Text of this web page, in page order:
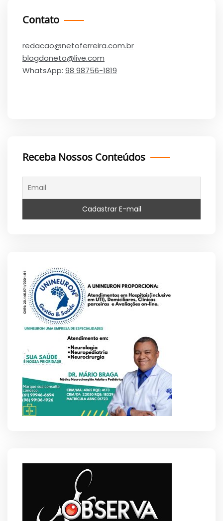
Contato
redacao@netoferreira.com.br
blogdoneto@live.com
WhatsApp: 98 98756-1819
Receba Nossos Conteúdos